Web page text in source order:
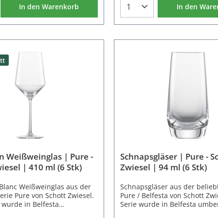
Serie Pure / Belfesta sind
Wassergläser,
Dekanter erhältlich.
Glas erhältlich. So haben
alle Trinkgläser aus
aufeinander
Design zu
des Longdrink
Pure / BelfestaGröße:
542 ml Material: Tritan
16,5 cm Durchmesser:
In den Warenkorb
Schnapsgläser, Karaffen und
erhältlich. So haben Sie die
alle Trinkgläser aus einer
nutzen. Eigenschaften des
Serie: Pure / Belfesta 1 Glas
86Volumen: 343 ml Material:
Kristallglas Höhe: 18 cm
11,4 cm Kratzfest
In den
Weißweinglas | Pure -
| 410 ml (6 Stk)
Weißweinglas aus der
Pure von Schott Zwiesel.
wurde in Belfesta
Schnapsgläser | Pure -
Zwiesel | 94 ml (6 Stk)
Schnapsgläser aus der
Pure / Belfesta von Schott
Serie wurde in Belfesta